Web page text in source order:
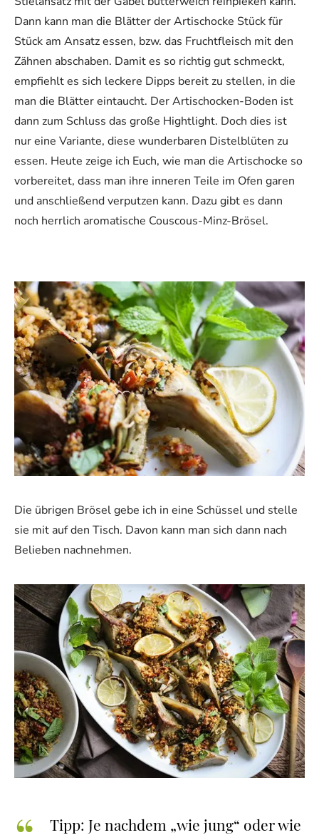
Dann kann man die Blätter der Artischocke Stück für
Stück am Ansatz essen, bzw. das Fruchtfleisch mit den
Zähnen abschaben. Damit es so richtig gut schmeckt,
empfiehlt es sich leckere Dipps bereit zu stellen, in die
man die Blätter eintaucht. Der Artischocken-Boden ist
dann zum Schluss das große Hightlight. Doch dies ist
nur eine Variante, diese wunderbaren Distelblüten zu
essen. Heute zeige ich Euch, wie man die Artischocke so
vorbereitet, dass man ihre inneren Teile im Ofen garen
und anschließend verputzen kann. Dazu gibt es dann
noch herrlich aromatische Couscous-Minz-Brösel.
Die übrigen Brösel gebe ich in eine Schüssel und stelle
sie mit auf den Tisch. Davon kann man sich dann nach
Belieben nachnehmen.
Tipp: Je nachdem „wie jung“ oder wie